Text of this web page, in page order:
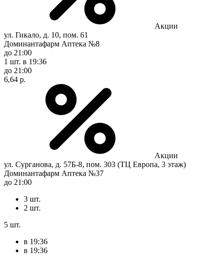
Акции
ул. Гикало, д. 10, пом. 61
Доминантафарм Аптека №8
до 21:00
1 шт. в 19:36
до 21:00
6,64 р.
Акции
ул. Сурганова, д. 57Б-8, пом. 303 (ТЦ Европа, 3 этаж)
Доминантафарм Аптека №37
до 21:00
3 шт.
2 шт.
5 шт.
в 19:36
в 19:36